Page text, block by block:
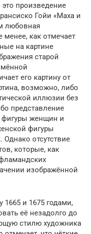
произведение
Гойи «Маха и
любовная
менее, как отмечает
на картине
старой
его картину от
возможно, либо
иллюзии без
представление
фигуры женщин и
фигуры
отсутствие
которые, как
изображённой
1665 и 1675 годами,
её незадолго до
стилю художника